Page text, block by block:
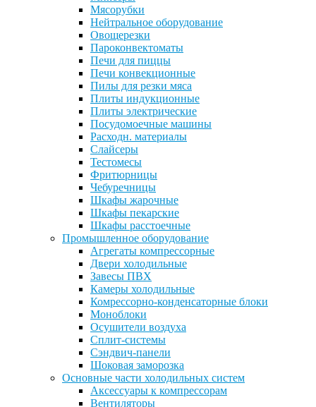
Мясорубки
Нейтральное оборудование
Овощерезки
Пароконвектоматы
Печи для пиццы
Печи конвекционные
Пилы для резки мяса
Плиты индукционные
Плиты электрические
Посудомоечные машины
Расходн. материалы
Слайсеры
Тестомесы
Фритюрницы
Чебуречницы
Шкафы жарочные
Шкафы пекарские
Шкафы расстоечные
Промышленное оборудование
Агрегаты компрессорные
Двери холодильные
Завесы ПВХ
Камеры холодильные
Комрессорно-конденсаторные блоки
Моноблоки
Осушители воздуха
Сплит-системы
Сэндвич-панели
Шоковая заморозка
Основные части холодильных систем
Аксессуары к компрессорам
Вентиляторы